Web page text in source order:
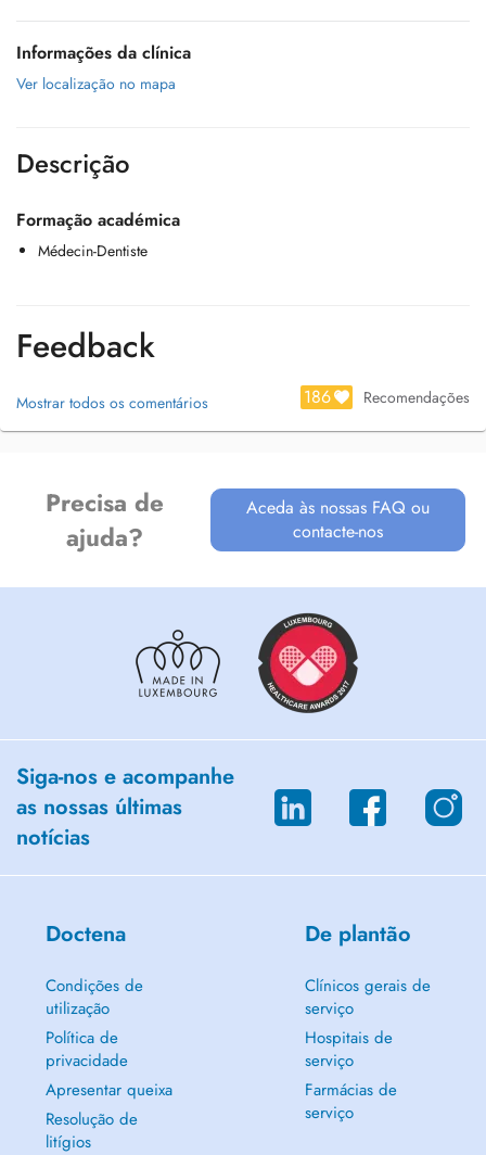
Informações da clínica
Ver localização no mapa
Descrição
Formação académica
Médecin-Dentiste
Feedback
Mostrar todos os comentários 186 Recomendações
Precisa de
ajuda?
Aceda às nossas FAQ ou
contacte-nos
Siga-nos e acompanhe
as nossas últimas
notícias
Doctena
Condições de
utilização
Política de
privacidade
Apresentar queixa
Resolução de
litígios
De plantão
Clínicos gerais de
serviço
Hospitais de
serviço
Farmácias de
serviço